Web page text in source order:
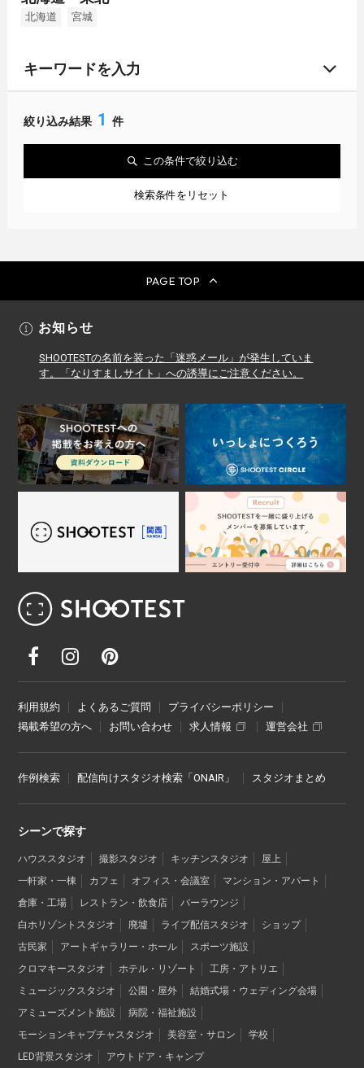
北海道 宮城
キーワードを入力
絞り込み結果 1 件
この条件で絞り込む
検索条件をリセット
PAGE TOP
お知らせ
SHOOTESTの名前を装った「迷惑メール」が発生していま
す。「なりすましサイト」への誘導にご注意ください。
利用規約 よくあるご質問
プライバシーポリシー
掲載希望の方へ
お問い合わせ 求人情報 運営会社
作例検索 配信向けスタジオ検索「ONAIR」 スタジオまとめ
シーンで探す
ハウススタジオ 撮影スタジオ キッチンスタジオ
屋上
一軒家・一棟
カフェ オフィス・会議室
マンション・アパート
倉庫・工場
レストラン・飲食店
バーラウンジ
白ホリゾントスタジオ
廃墟 ライブ配信スタジオ
ショップ
古民家
アートギャラリー・ホール
スポーツ施設
クロマキースタジオ
ホテル・リゾート
工房・アトリエ
ミュージックスタジオ
公園・屋外
結婚式場・ウェディング会場
アミューズメント施設
病院・福祉施設
モーションキャプチャスタジオ
美容室・サロン
学校
LED背景スタジオ
アウトドア・キャンプ